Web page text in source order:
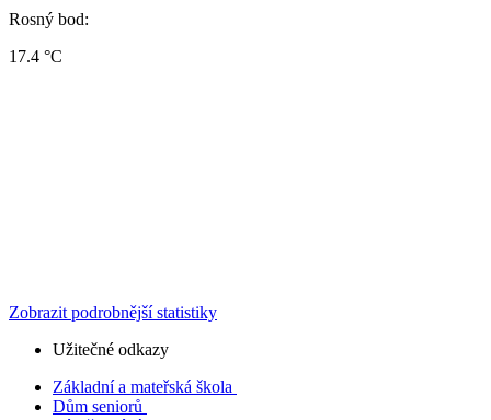
Rosný bod:
17.4 °C
Zobrazit podrobnější statistiky
Užitečné odkazy
Základní a mateřská škola
Dům seniorů